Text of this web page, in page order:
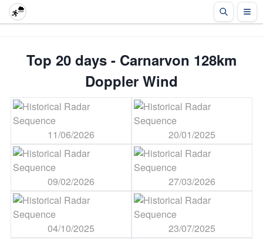
Top 20 days - Carnarvon 128km
Doppler Wind
11/06/2026 20/01/2025
09/02/2026 27/03/2026
04/10/2025 23/07/2025